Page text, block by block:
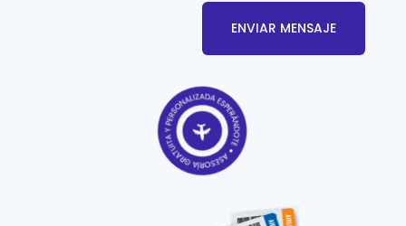
ENVIAR MENSAJE